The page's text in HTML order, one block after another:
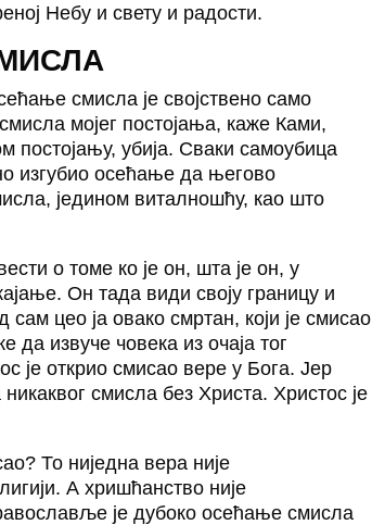
Небу и свету и радости.
смисла је својствено само
мојег постојања, каже Ками,
постојању, убија. Сваки самоубица
изгубио осећање да његово
једином виталношћу, као што
о томе ко је он, шта је он, у
Он тада види своју границу и
цео ја овако смртан, који је смисао
извуче човека из очаја тог
је открио смисао вере у Бога. Јер
смисла без Христа. Христос је
То ниједна вера није
А хришћанство није
је дубоко осећање смисла